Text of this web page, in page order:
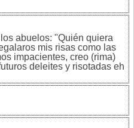
abuelos: "Quién quiera
mis risas como las
impacientes, creo (rima)
deleites y risotadas eh